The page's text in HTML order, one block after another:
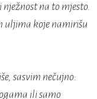
na to mjesto.
uljima koje namirišu
sasvim nečujno:
ili samo